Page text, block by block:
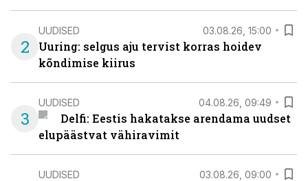
2
UUDISED 03.08.26, 15:00
Uuring: selgus aju tervist korras hoidev
kõndimise kiirus
3
UUDISED 04.08.26, 09:49
Delfi: Eestis hakatakse arendama uudset
elupäästvat vähiravimit
UUDISED 03.08.26, 09:00